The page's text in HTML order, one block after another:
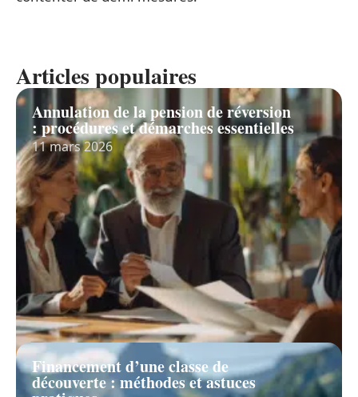
Articles populaires
Annulation de la pension de réversion
: procédures et démarches essentielles
11 mars 2026
Financement d’une classe de
découverte : méthodes et astuces